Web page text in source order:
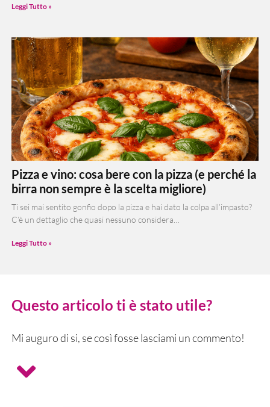
Leggi Tutto »
Pizza e vino: cosa bere con la pizza (e perché la
birra non sempre è la scelta migliore)
Ti sei mai sentito gonfio dopo la pizza e hai dato la colpa all’impasto?
C’è un dettaglio che quasi nessuno considera…
Leggi Tutto »
Questo articolo ti è stato utile?
Mi auguro di si, se così fosse lasciami un commento!